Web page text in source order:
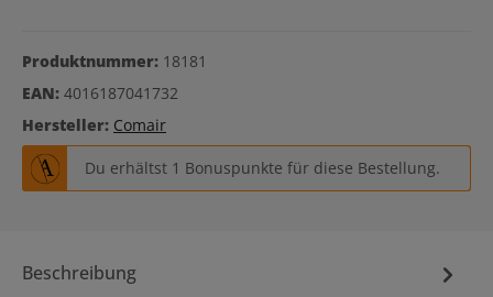
Produktnummer: 18181
EAN: 4016187041732
Hersteller: Comair
Du erhältst 1 Bonuspunkte für diese Bestellung.
Beschreibung